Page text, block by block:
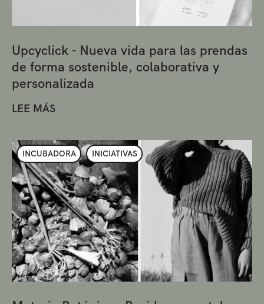
Upcyclick - Nueva vida para las prendas
de forma sostenible, colaborativa y
personalizada
LEE MÁS
INCUBADORA INICIATIVAS